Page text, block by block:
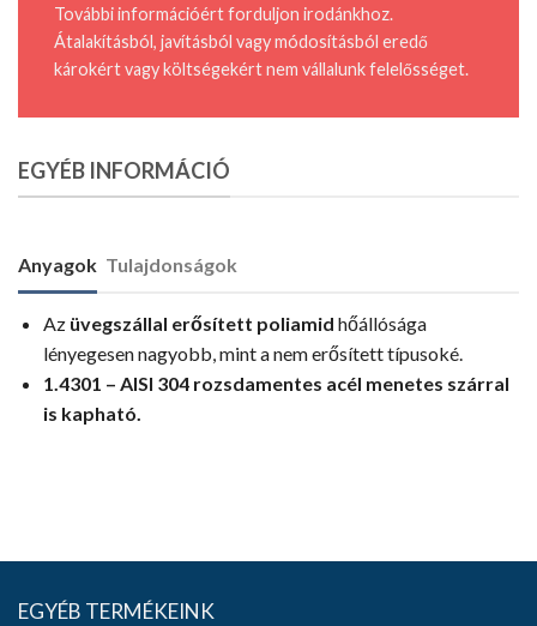
További információért forduljon irodánkhoz.
Átalakításból, javításból vagy módosításból eredő
károkért vagy költségekért nem vállalunk felelősséget.
EGYÉB INFORMÁCIÓ
Anyagok Tulajdonságok
Az üvegszállal erősített poliamid hőállósága
lényegesen nagyobb, mint a nem erősített típusoké.
1.4301 – AISI 304 rozsdamentes acél menetes szárral
is kapható.
EGYÉB TERMÉKEINK